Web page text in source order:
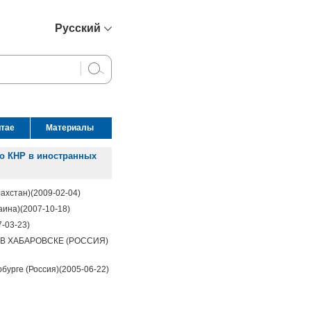
Русский
English
Español
Материалы
КНР в иностранных
(2009-02-04)
(2007-10-18)
03-23)
ХАБАРОВСКЕ (РОССИЯ)
(Россия)(2005-06-22)